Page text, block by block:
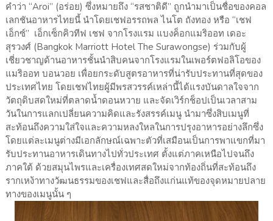
คำว่า “Aroi” (อร่อย) ซึ่งหมายถึง “รสชาติดี” ถูกนำมาเป็นชื่อของคอล
เลกชันอาหารไทยนี้ นำโดยเชฟอรรถพล ไนโต ถังทอง หรือ “เชฟ
เอ็กซ์” เอ็กเซ็กคิวทีฟ เชฟ จากโรงแรม แบงค็อกแมริออท เดอะ
สุรวงศ์ (Bangkok Marriott Hotel The Surawongse) ร่วมกับผู้
เชี่ยวชาญด้านอาหารชั้นนำสิบคนจากโรงแรมในเพอร์ตฟอลิโอของ
แมริออท บอนวอย เพื่อยกระดับสูตรอาหารที่น่ารับประทานที่สุดของ
ประเทศไทย โดยเชฟไทยผู้มีพรสวรรค์เหล่านี้ได้แรงบันดาลใจจาก
วัตถุดิบสดใหม่ที่ตลาดน้ำดอนหวาย และจัดเวิร์กช็อปเป็นเวลาสาม
วันในการแลกเปลี่ยนความคิดและรังสรรค์เมนู นำมาซึ่งสิบเมนูที่
สะท้อนถึงความใส่ใจและความหลงใหลในการปรุงอาหารอย่างลึกซึ่ง
โดยแต่ละเมนูต่างมีเอกลักษณ์เฉพาะตัวที่เสมือนเป็นการพาแขกที่มา
รับประทานอาหารเดินทางไปทั่วประเทศ ตั้งแต่ภาคเหนือไปจนถึง
ภาคใต้ ด้วยสมุนไพรและเครื่องเทศสดใหม่จากท้องถิ่นที่สะท้อนถึง
รากเหง้าทางวัฒนธรรมของเชฟและสื่อถึงแก่นแท้ของจุดหมายปลาย
ทางของเมนูนั้น ๆ